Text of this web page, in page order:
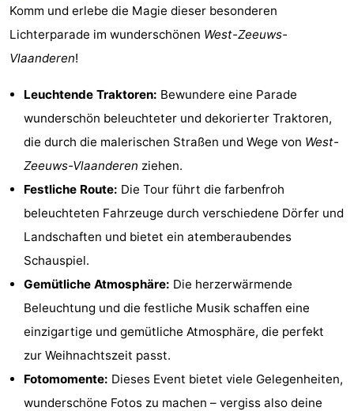
Komm und erlebe die Magie dieser besonderen
Lichterparade im wunderschönen West-Zeeuws-
Vlaanderen!
Leuchtende Traktoren: Bewundere eine Parade
wunderschön beleuchteter und dekorierter Traktoren,
die durch die malerischen Straßen und Wege von West-
Zeeuws-Vlaanderen ziehen.
Festliche Route: Die Tour führt die farbenfroh
beleuchteten Fahrzeuge durch verschiedene Dörfer und
Landschaften und bietet ein atemberaubendes
Schauspiel.
Gemütliche Atmosphäre: Die herzerwärmende
Beleuchtung und die festliche Musik schaffen eine
einzigartige und gemütliche Atmosphäre, die perfekt
zur Weihnachtszeit passt.
Fotomomente: Dieses Event bietet viele Gelegenheiten,
wunderschöne Fotos zu machen – vergiss also deine